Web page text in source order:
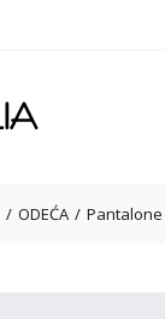
ODEĆA Pantalone